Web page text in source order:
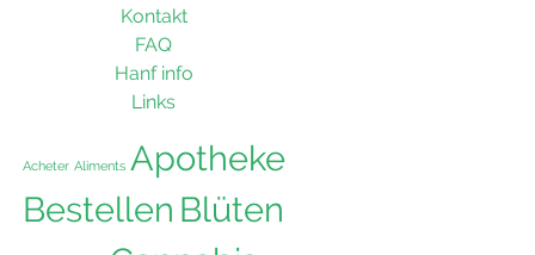
Kontakt
FAQ
Hanf info
Links
Acheter Aliments Apotheke
Bestellen Blüten